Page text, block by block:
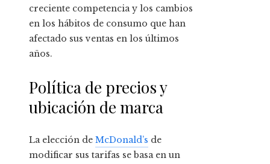
creciente competencia y los cambios
en los hábitos de consumo que han
afectado sus ventas en los últimos
años.
Política de precios y
ubicación de marca
La elección de McDonald’s de
modificar sus tarifas se basa en un